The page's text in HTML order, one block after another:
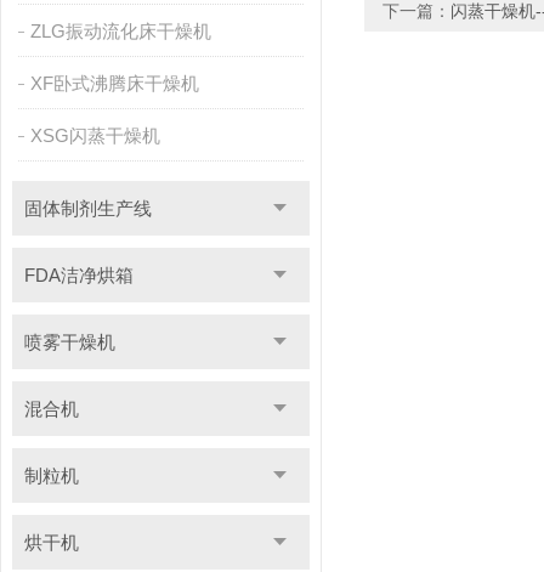
ZLG振动流化床干燥机
XF卧式沸腾床干燥机
XSG闪蒸干燥机
固体制剂生产线
FDA洁净烘箱
喷雾干燥机
混合机
制粒机
烘干机
下一篇： 闪蒸干燥机